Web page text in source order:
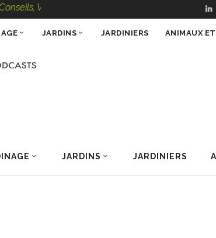
Podcasts – 100 % Nature
JARDINS JARDINIERS
JARDINS JARDINIERS ANIMAUX